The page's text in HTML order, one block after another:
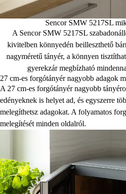
Sencor SMW 5217SL
A Sencor SMW 5217SL
kivitelben könnyedén beilleszthető
nagyméretű tányér, a könnyen
gyerekzár megbízható
27 cm-es forgótányér nagyobb adagok
A 27 cm-es forgótányér nagyobb
edényeknek is helyet ad, és egyszerre
melegíthetsz adagokat. A folyamatos
melegítését minden oldalról.